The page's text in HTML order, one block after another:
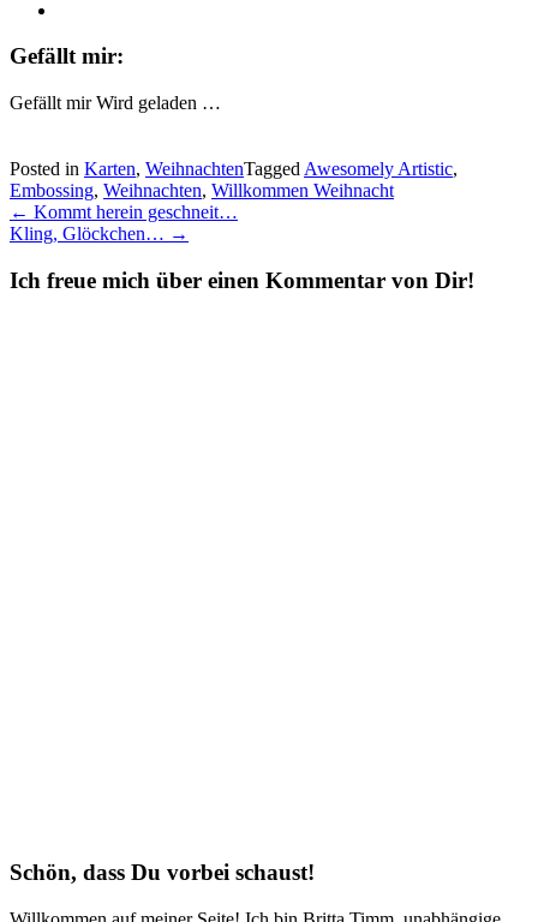
Gefällt mir:
Gefällt mir Wird geladen …
Posted in Karten, WeihnachtenTagged Awesomely Artistic,
Embossing, Weihnachten, Willkommen Weihnacht
Post
navigation
← Kommt herein geschneit…
Kling, Glöckchen… →
Ich freue mich über einen Kommentar von Dir!
Schön, dass Du vorbei schaust!